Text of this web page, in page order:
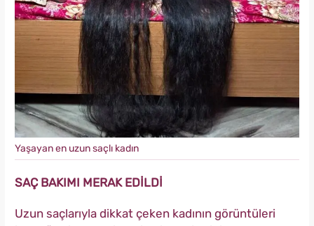
Yaşayan en uzun saçlı kadın
SAÇ BAKIMI MERAK EDİLDİ
Uzun saçlarıyla dikkat çeken kadının görüntüleri